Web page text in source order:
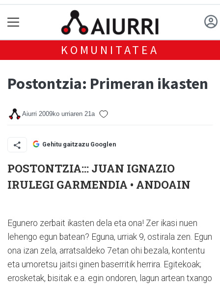
KOMUNITATEA
Postontzia: Primeran ikasten
Aiurri 2009ko urriaren 21a
Gehitu gaitzazu Googlen
POSTONTZIA::: JUAN IGNAZIO
IRULEGI GARMENDIA • ANDOAIN
Egunero zerbait ikasten dela eta ona! Zer ikasi nuen
lehengo egun batean? Eguna, urriak 9, ostirala zen. Egun
ona izan zela, arratsaldeko 7etan ohi bezala, kontentu
eta umoretsu jaitsi ginen baserritik herrira. Egitekoak;
erosketak, bisitak e.a. egin ondoren, lagun artean txango